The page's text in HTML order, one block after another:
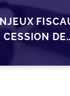
CESSION DE